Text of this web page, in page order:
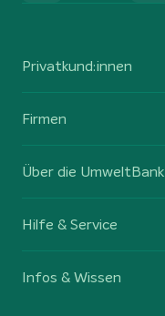
Privatkund:innen
Firmen
Über die UmweltBank
Hilfe & Service
Infos & Wissen